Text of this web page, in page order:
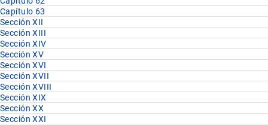
Capítulo 63
Sección XII
Sección XIII
Sección XIV
Sección XV
Sección XVI
Sección XVII
Sección XVIII
Sección XIX
Sección XX
Sección XXI